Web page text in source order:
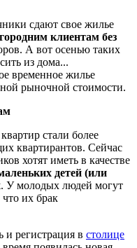
сдают свое жилье
клиентам без
А вот осенью таких
из дома...
временное жилье
рыночной стоимости.
стали более
квартирантов. Сейчас
хотят иметь в качестве
детей (или
. У молодых людей могут
что их брак
и регистрация в столице